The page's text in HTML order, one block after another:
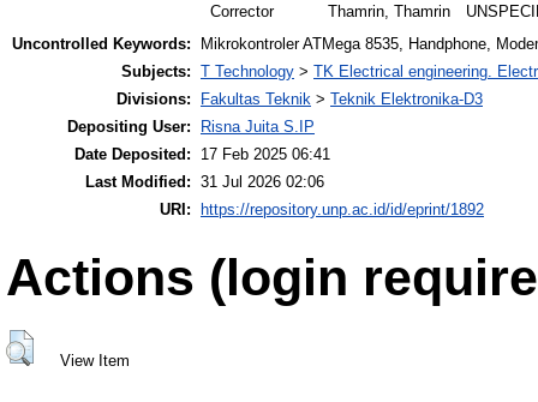
Corrector
Thamrin, Thamrin
Uncontrolled Keywords:
Mikrokontroler ATMega 8535, Handphone,
Subjects: T Technology > TK Electrical engineering.
Divisions:
Fakultas Teknik > Teknik Elektronika-D3
Depositing User:
Risna Juita S.IP
Date Deposited:
17 Feb 2025 06:41
Last Modified: 31 Jul 2026 02:06
URI:
https://repository.unp.ac.id/id/eprint/1892
Actions (login
View Item